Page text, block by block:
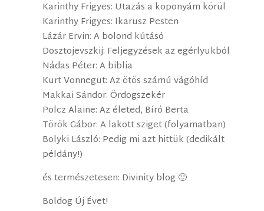
Karinthy Frigyes: Utazás a koponyám körül
Karinthy Frigyes: Ikarusz Pesten
Lázár Ervin: A bolond kútásó
Dosztojevszkij: Feljegyzések az egérlyukból
Nádas Péter: A biblia
Kurt Vonnegut: Az ötös számú vágóhíd
Makkai Sándor: Ördögszekér
Polcz Alaine: Az életed, Bíró Berta
Török Gábor: A lakott sziget (folyamatban)
Bolyki László: Pedig mi azt hittük (dedikált
példány!)
és természetesen: Divinity blog 🙂
Boldog Új Évet!